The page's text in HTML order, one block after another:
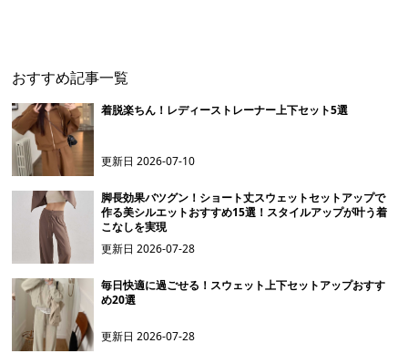
おすすめ記事一覧
着脱楽ちん！レディーストレーナー上下セット5選
更新日2026-07-10
脚長効果バツグン！ショート丈スウェットセットアップで
作る美シルエットおすすめ15選！スタイルアップが叶う着
こなしを実現
更新日2026-07-28
毎日快適に過ごせる！スウェット上下セットアップおすす
め20選
更新日2026-07-28